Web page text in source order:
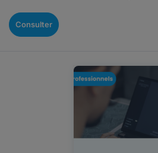
Consulter